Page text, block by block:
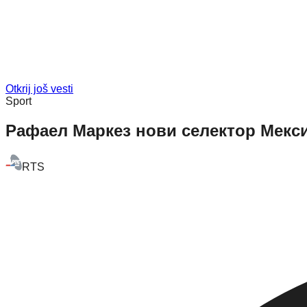
Otkrij još vesti
Sport
Рафаел Маркез нови селектор
RTS